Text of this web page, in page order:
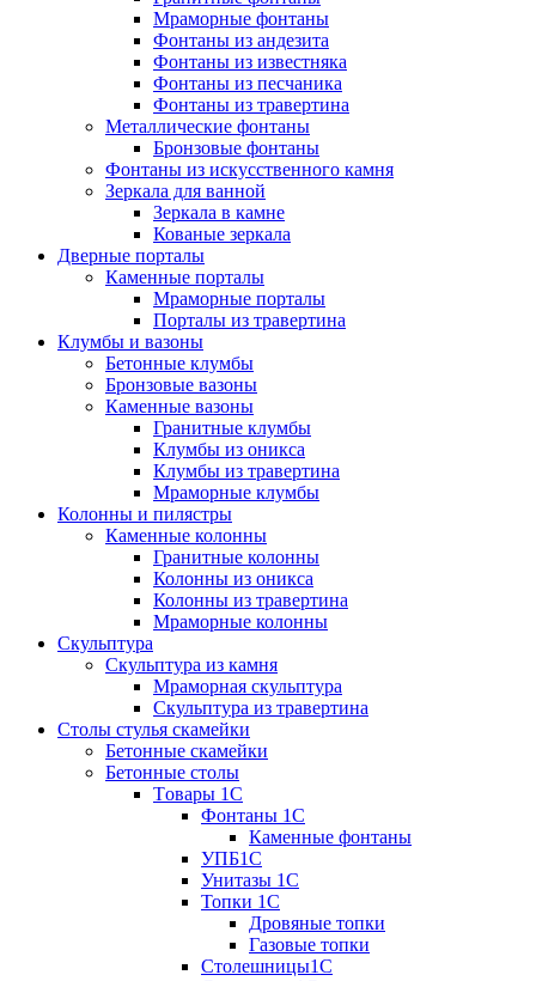
Мраморные фонтаны
Фонтаны из андезита
Фонтаны из известняка
Фонтаны из песчаника
Фонтаны из травертина
Металлические фонтаны
Бронзовые фонтаны
Фонтаны из искусственного камня
Зеркала для ванной
Зеркала в камне
Кованые зеркала
Дверные порталы
Каменные порталы
Мраморные порталы
Порталы из травертина
Клумбы и вазоны
Бетонные клумбы
Бронзовые вазоны
Каменные вазоны
Гранитные клумбы
Клумбы из оникса
Клумбы из травертина
Мраморные клумбы
Колонны и пилястры
Каменные колонны
Гранитные колонны
Колонны из оникса
Колонны из травертина
Мраморные колонны
Скульптура
Скульптура из камня
Мраморная скульптура
Скульптура из травертина
Столы стулья скамейки
Бетонные скамейки
Бетонные столы
Tовары 1C
Фонтаны 1C
Каменные фонтаны
УПБ1С
Унитазы 1С
Топки 1С
Дровяные топки
Газовые топки
Столешницы1С